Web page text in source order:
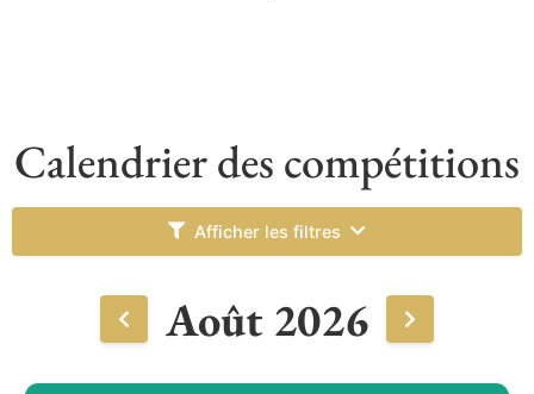
Calendrier des compétitions
Afficher les filtres
Août 2026